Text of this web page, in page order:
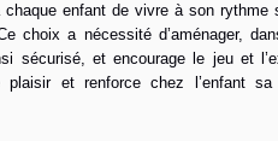
chaque enfant de vivre à son rythme
choix a nécessité d’aménager,
sécurisé, et encourage le jeu et
plaisir et renforce chez l’enfant